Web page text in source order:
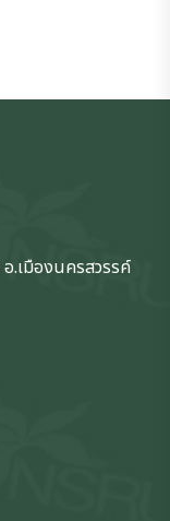
อ.เมืองนครสวรรค์